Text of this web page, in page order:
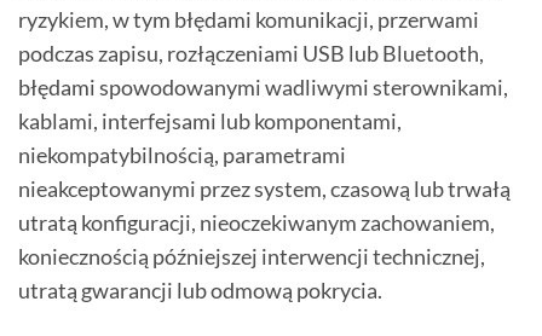
ryzykiem, w tym błędami komunikacji, przerwami
podczas zapisu, rozłączeniami USB lub Bluetooth,
błędami spowodowanymi wadliwymi sterownikami,
kablami, interfejsami lub komponentami,
niekompatybilnością, parametrami
nieakceptowanymi przez system, czasową lub trwałą
utratą konfiguracji, nieoczekiwanym zachowaniem,
koniecznością późniejszej interwencji technicznej,
utratą gwarancji lub odmową pokrycia.